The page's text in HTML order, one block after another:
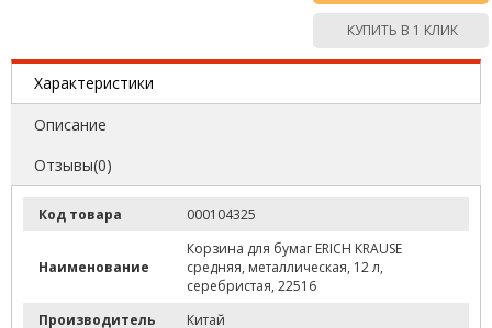
КУПИТЬ В 1 КЛИК
Характеристики
Описание
Отзывы(0)
Код товара 000104325
Наименование
Корзина для бумаг ERICH KRAUSE
средняя, металлическая, 12 л,
серебристая, 22516
Производитель
Китай